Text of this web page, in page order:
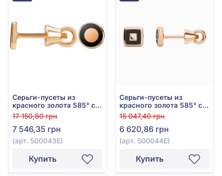
Серьги-пусеты из
красного золота 585° с
чёрной эмалью, арт.
500043Е
17 150,80 грн
7 546,35 грн
(арт. 500043Е)
Купить
Серьги-пусеты из
красного золота 585° с
чёрной эмалью, арт.
500044Е
15 047,40 грн
6 620,86 грн
(арт. 500044Е)
Купить